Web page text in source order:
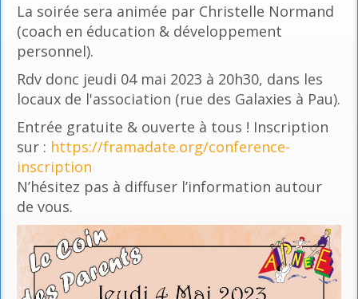
La soirée sera animée par Christelle Normand
(coach en éducation & développement
personnel).
Rdv donc jeudi 04 mai 2023 à 20h30, dans les
locaux de l'association (rue des Galaxies à Pau).
Entrée gratuite & ouverte à tous ! Inscription
sur : https://framadate.org/conference-
inscription
N’hésitez pas à diffuser l’information autour
de vous.